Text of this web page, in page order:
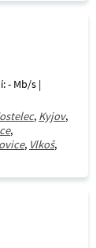
- Mb/s |
, Kyjov,
,
, Vlkoš,